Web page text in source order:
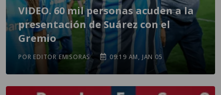
VIDEO. 60 mil personas acuden a la
presentación de Suárez con el
Gremio
POR EDITOR EMISORAS 09:19 AM, JAN 05